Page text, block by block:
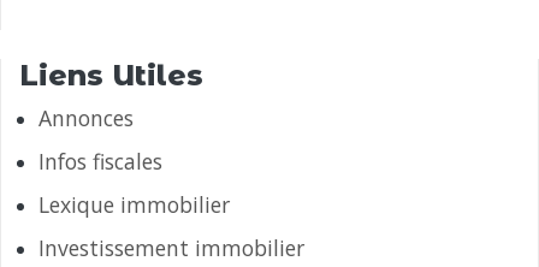
Liens Utiles
Annonces
Infos fiscales
Lexique immobilier
Investissement immobilier